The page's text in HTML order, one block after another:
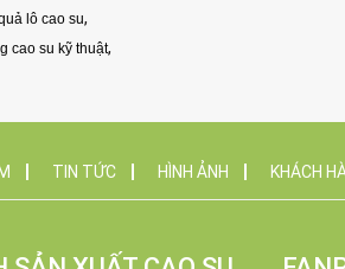
lô cao su,
cao su kỹ thuật,
TIN TỨC HÌNH ẢNH KHÁCH